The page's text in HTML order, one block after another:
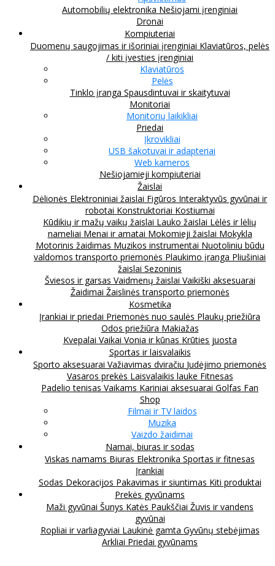
Automobilių elektronika Nešiojami įrenginiai
Dronai
Kompiuteriai
Duomenų saugojimas ir išoriniai įrenginiai Klaviatūros, pelės
/ kiti įvesties įrenginiai
Klaviatūros
Pelės
Tinklo įranga Spausdintuvai ir skaitytuvai
Monitoriai
Monitorių laikikliai
Priedai
Įkrovikliai
USB šakotuvai ir adapteriai
Web kameros
Nešiojamieji kompiuteriai
Žaislai
Dėlionės Elektroniniai žaislai Figūros Interaktyvūs gyvūnai ir
robotai Konstruktoriai Kostiumai
Kūdikių ir mažų vaikų žaislai Lauko žaislai Lėlės ir lėlių
nameliai Menai ir amatai Mokomieji žaislai Mokykla
Motorinis žaidimas Muzikos instrumentai Nuotoliniu būdu
valdomos transporto priemonės Plaukimo įranga Pliušiniai
žaislai Sezoninis
Šviesos ir garsas Vaidmenų žaislai Vaikiški aksesuarai
Žaidimai Žaislinės transporto priemonės
Kosmetika
Įrankiai ir priedai Priemonės nuo saulės Plaukų priežiūra
Odos priežiūra Makiažas
Kvepalai Vaikai Vonia ir kūnas Krūties juosta
Sportas ir laisvalaikis
Sporto aksesuarai Važiavimas dviračiu Judėjimo priemonės
Vasaros prekės Laisvalaikis lauke Fitnesas
Padelio tenisas Vaikams Kariniai aksesuarai Golfas Fan
Shop
Filmai ir TV laidos
Muzika
Vaizdo žaidimai
Namai, biuras ir sodas
Viskas namams Biuras Elektronika Sportas ir fitnesas
Įrankiai
Sodas Dekoracijos Pakavimas ir siuntimas Kiti produktai
Prekės gyvūnams
Maži gyvūnai Šunys Katės Paukščiai Žuvis ir vandens
gyvūnai
Ropliai ir varliagyviai Laukinė gamta Gyvūnų stebėjimas
Arkliai Priedai gyvūnams